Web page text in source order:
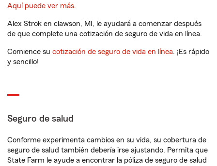
Aquí puede ver más.
Alex Strok en clawson, MI, le ayudará a comenzar después
de que complete una cotización de seguro de vida en línea.
Comience su cotización de seguro de vida en línea. ¡Es rápido
y sencillo!
Seguro de salud
Conforme experimenta cambios en su vida, su cobertura de
seguro de salud también debería irse ajustando. Permita que
State Farm le ayude a encontrar la póliza de seguro de salud